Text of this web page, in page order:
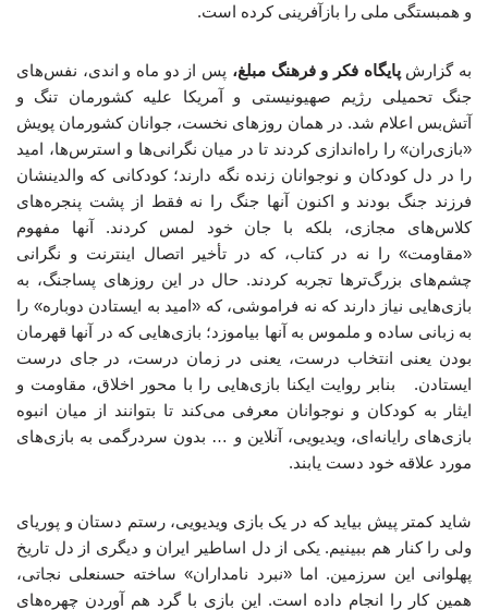
و همبستگی ملی را بازآفرینی کرده است.
به گزارشپایگاه فکر و فرهنگ مبلغ، پس از دو ماه و اندی، نفس‌های
جنگ تحمیلی رژیم صهیونیستی و آمریکا علیه کشورمان تنگ و
آتش‌بس اعلام شد. در همان روزهای نخست، جوانان کشورمان پویش
«بازی‌ران» را راه‌اندازی کردند تا در میان نگرانی‌ها و استرس‌ها، امید
را در دل کودکان و نوجوانان زنده نگه دارند؛ کودکانی که والدینشان
فرزند جنگ بودند و اکنون آنها جنگ را نه فقط از پشت پنجره‌های
کلاس‌های مجازی، بلکه با جان خود لمس کردند. آنها مفهوم
«مقاومت» را نه در کتاب، که در تأخیر اتصال اینترنت و نگرانی
چشم‌های بزرگ‌ترها تجربه کردند. حال در این روزهای پساجنگ، به
بازی‌هایی نیاز دارند که نه فراموشی، که «امید به ایستادن دوباره» را
به زبانی ساده و ملموس به آنها بیاموزد؛ بازی‌هایی که در آنها قهرمان
بودن یعنی انتخاب درست، یعنی در زمان درست، در جای درست
ایستادن. بنابر روایت ایکنا بازی‌هایی را با محور اخلاق، مقاومت و
ایثار به کودکان و نوجوانان معرفی می‌کند تا بتوانند از میان انبوه
بازی‌های رایانه‌ای، ویدیویی، آنلاین و … بدون سردرگمی به بازی‌های
مورد علاقه خود دست یابند.
شاید کمتر پیش بیاید که در یک بازی ویدیویی، رستم دستان و پوریای
ولی را کنار هم ببینیم. یکی از دل اساطیر ایران و دیگری از دل تاریخ
پهلوانی این سرزمین. اما «نبرد نامداران» ساخته حسنعلی نجاتی،
همین کار را انجام داده است. این بازی با گرد هم آوردن چهره‌های